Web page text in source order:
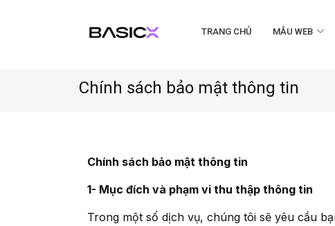
TRANG CHỦ MẪU WEB
Chính sách bảo mật thông tin
Chính sách bảo mật thông tin
1- Mục đích và phạm vi thu thập thông tin
Trong một số dịch vụ, chúng tôi sẽ yêu cầu